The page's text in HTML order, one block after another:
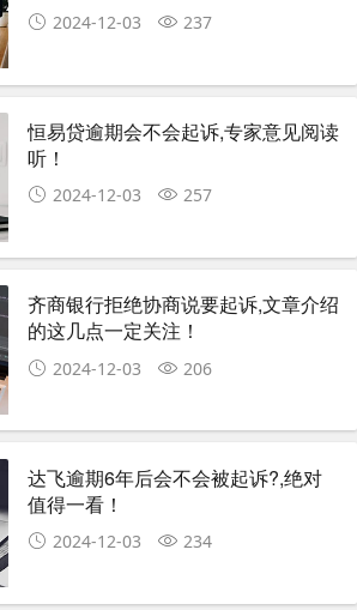
2024-12-03 237
恒易贷逾期会不会起诉,专家意见阅读
听！
2024-12-03 257
齐商银行拒绝协商说要起诉,文章介绍
的这几点一定关注！
2024-12-03 206
达飞逾期6年后会不会被起诉?,绝对
值得一看！
2024-12-03 234